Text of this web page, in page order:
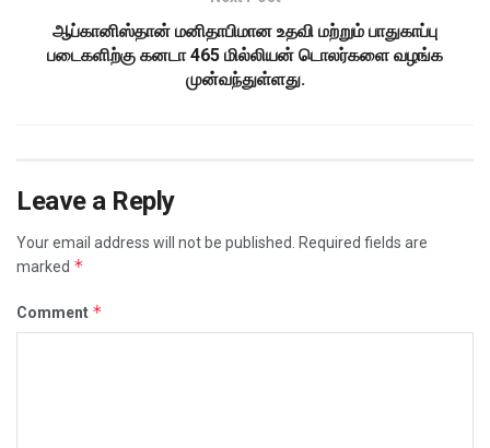
ஆப்கானிஸ்தான் மனிதாபிமான உதவி மற்றும் பாதுகாப்பு
படைகளிற்கு கனடா 465 மில்லியன் டொலர்களை வழங்க
முன்வந்துள்ளது.
Leave a Reply
Your email address will not be published. Required fields are
marked *
Comment *